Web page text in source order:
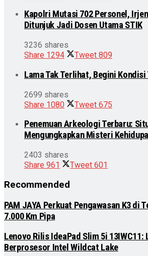
Kapolri Mutasi 702 Personel,
Ditunjuk Jadi Dosen Utama STIK
3236 shares
Share 1294 Tweet 809
Lama Tak Terlihat, Begini
2699 shares
Share 1080 Tweet 675
Penemuan Arkeologi Terbaru:
Mengungkapkan Misteri
2403 shares
Share 961 Tweet 601
Recommended
PAM JAYA Perkuat Pengawasan K3 di
7.000 Km Pipa
Lenovo Rilis IdeaPad Slim 5i 13IWC11:
Berprosesor Intel Wildcat Lake